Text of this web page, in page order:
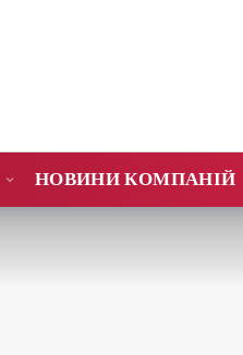
НОВИНИ КОМПАНІЙ